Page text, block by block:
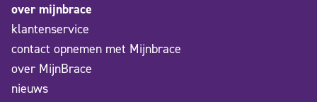
over mijnbrace
klantenservice
contact opnemen met Mijnbrace
over MijnBrace
nieuws